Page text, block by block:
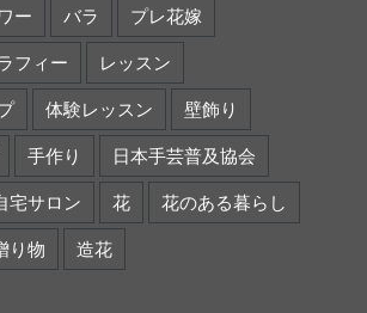
ー バラ プレ花嫁
フィー レッスン
体験レッスン 壁飾り
手作り 日本手芸普及協会
宅サロン 花 花のある暮らし
り物 造花